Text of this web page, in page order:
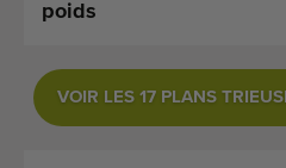
Alertes Machines
Importez une machine
poids
VOIR LES 17 PLANS